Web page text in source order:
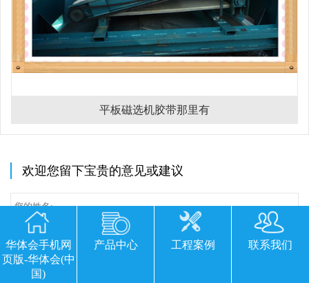
平板磁选机胶带那里有
欢迎您留下宝贵的意见或建议
华体会手机网
页版-华体会(中
国)
产品中心 工程案例 联系我们